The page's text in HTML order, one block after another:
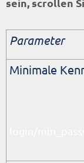
sein, scrollen
Parameter
Minimale